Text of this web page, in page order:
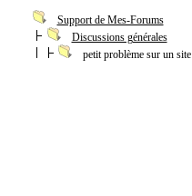
Support de Mes-Forums
Discussions générales
petit problème sur un site